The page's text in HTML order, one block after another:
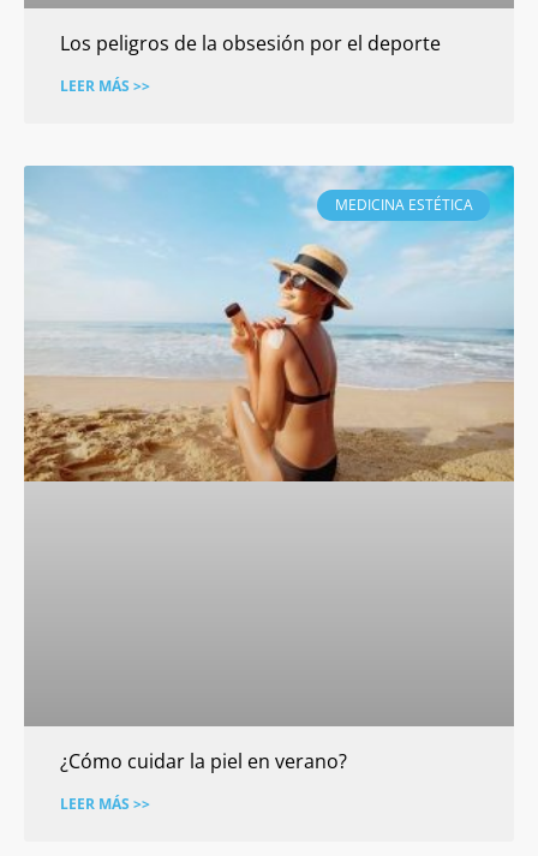
Los peligros de la obsesión por el deporte
LEER MÁS >>
MEDICINA ESTÉTICA
¿Cómo cuidar la piel en verano?
LEER MÁS >>